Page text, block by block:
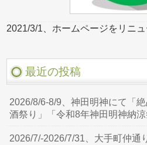
2021/3/1、ホームページをリニュ
最近の投稿
2026/8/6-8/9、神田明神にて「
酒祭り」「令和8年神田明神納涼
2026/7/-2026/7/31、大手町仲通